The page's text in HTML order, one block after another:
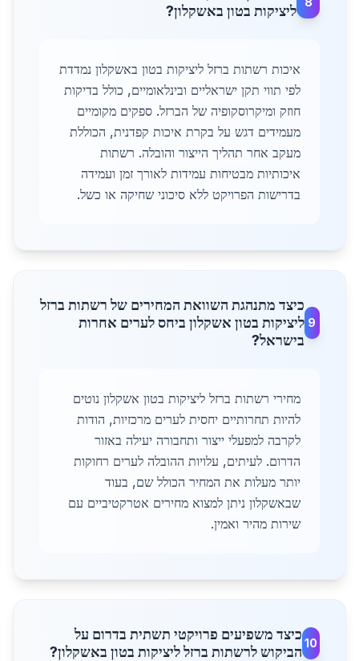
ליציקות בטון באשקלון?
איכות רשתות ברזל ליציקות בטון באשקלון נמדדת
לפי תווי תקן ישראליים ובינלאומיים, כולל בדיקות
חוזק ומיקרוסקופיה של הברזל. ספקים מקומיים
מעמידים דגש על בקרת איכות קפדנית, הכוללת
מעקב אחר תהליך הייצור והובלה. רשתות
איכותיות מבטיחות עמידות לאורך זמן ועמידה
בדרישות הפרויקט ללא סיכוני שחיקה או כשל.
9
כיצד מתנהגת השוואת המחירים של רשתות ברזל
ליציקות בטון אשקלון ביחס לערים אחרות
בישראל?
מחירי רשתות ברזל ליציקות בטון אשקלון נוטים
להיות תחרותיים יחסית לערים מרכזיות, הודות
לקרבה למפעלי ייצור ותחבורה יעילה באזור
הדרום. לעיתים, עלויות ההובלה לערים רחוקות
יותר מעלות את המחיר הכולל שם, בעוד
שבאשקלון ניתן למצוא מחירים אטרקטיביים עם
שירות מהיר ואמין.
10
כיצד משפיעים פרויקטי תשתית בדרום על
הביקוש לרשתות ברזל ליציקות בטון באשקלון?